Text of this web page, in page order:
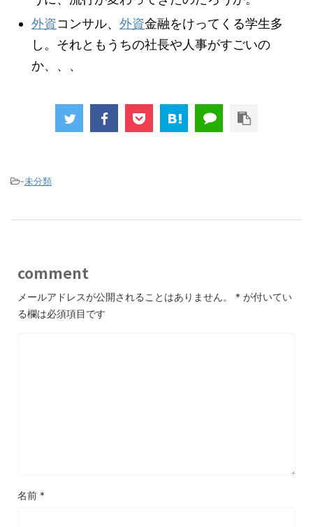
外資コンサル、 外資金融をけってくる学生多
し。それともうちの社長や人事がすごいの
か、、、
-未分類
comment
メールアドレスが公開されることはありません。 * が付いてい
る欄は必須項目です
名前 *